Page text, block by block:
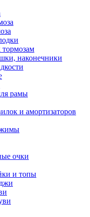
наконечники
рамы
и амортизаторов
очки
и топы